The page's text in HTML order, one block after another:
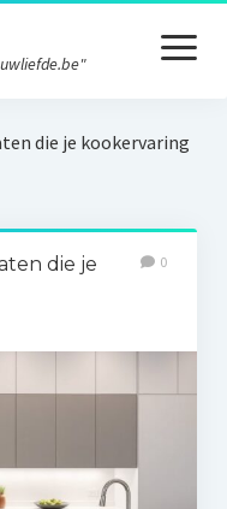
open
menu
die je kookervaring
die je
0